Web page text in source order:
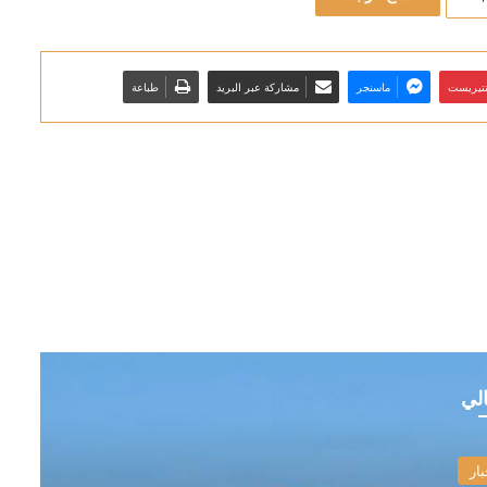
ماسنجر مشاركة عبر البريد طباعة